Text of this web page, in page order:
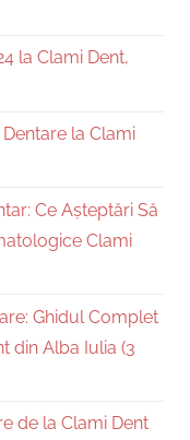
la Clami Dent,
la Clami
Ce Așteptări Să
Clami
Ghidul Complet
din Alba Iulia (3
de la Clami Dent